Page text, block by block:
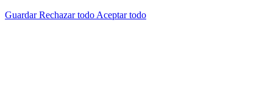
GuardarRechazar todo Aceptar todo